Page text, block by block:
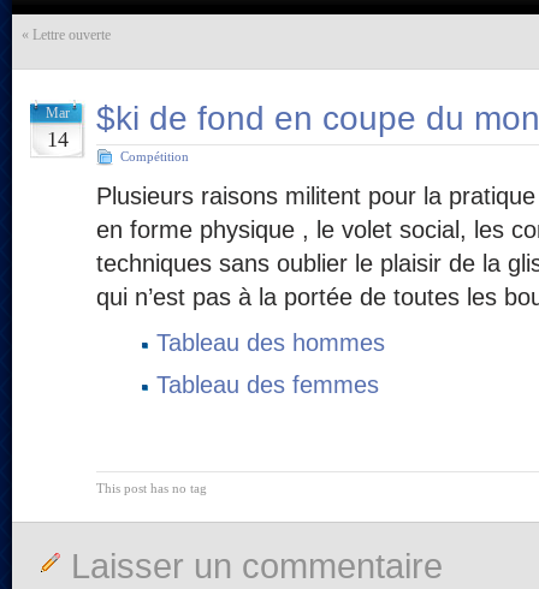
« Lettre ouverte
Mar
14
$ki de fond en coupe du
Compétition
Plusieurs raisons militent pour la
en forme physique , le volet social, les
techniques sans oublier le plaisir de la
qui n’est pas à la portée de toutes les
Tableau des hommes
Tableau des femmes
This post has no tag
Laisser un commentaire